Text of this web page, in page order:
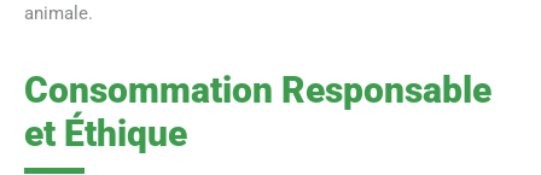
animale.
Consommation Responsable
et Éthique